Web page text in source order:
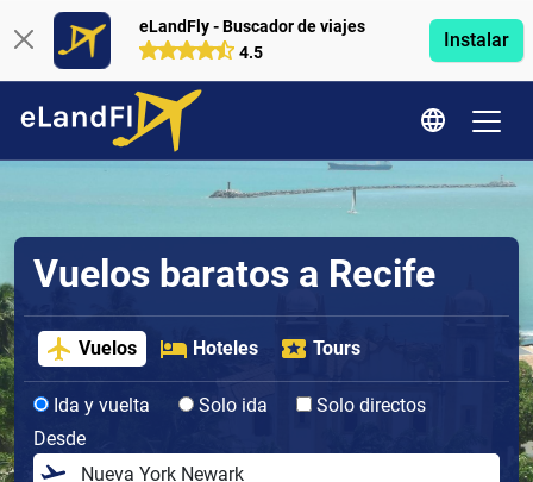
eLandFly - Buscador de viajes
4.5
Instalar
Vuelos baratos a Recife
Vuelos Hoteles Tours
Ida y vuelta Solo ida
Solo directos
Desde